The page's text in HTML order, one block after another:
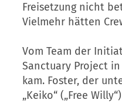
Freisetzung nicht
Vielmehr hätten
Vom Team der
Sanctuary Project in
kam. Foster, der
„Keiko“ („Free